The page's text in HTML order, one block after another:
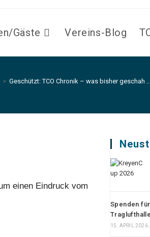
Gäste Vereins-Blog
> Geschützt: TCO Chronik – was bisher geschah ..
einen Eindruck vom
Spenden
Traglufthalle
15. APRIL 2026